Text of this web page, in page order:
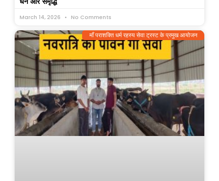
March 14, 2026 No Comments
माँ पराशक्ति धर्म रहस्य सेवा ट्रस्ट के प्रमुख आयोजन